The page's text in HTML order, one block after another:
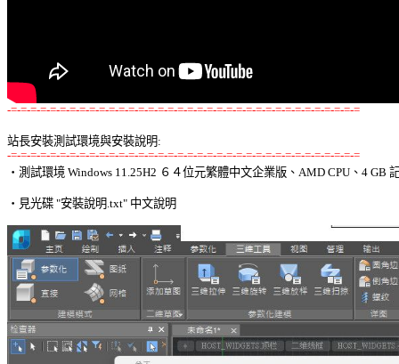
-=-=-=-=-=-=-=-=-=-=-=-=-=-=-=-=-=-=-=-=-=-=-=-=-=-=-=-=-=-=-=-=-=-=-=-=
站長安裝測試環境與安裝說明:
-=-=-=-=-=-=-=-=-=-=-=-=-=-=-=-=-=-=-=-=-=-=-=-=-=-=-=-=-=-=-=-=-=-=-=-=
‧測試環境 Windows 11.25H2 ６４位元繁體中文企業版、AMD CPU、4 GB
‧見光碟 "安裝說明.txt" 中文說明